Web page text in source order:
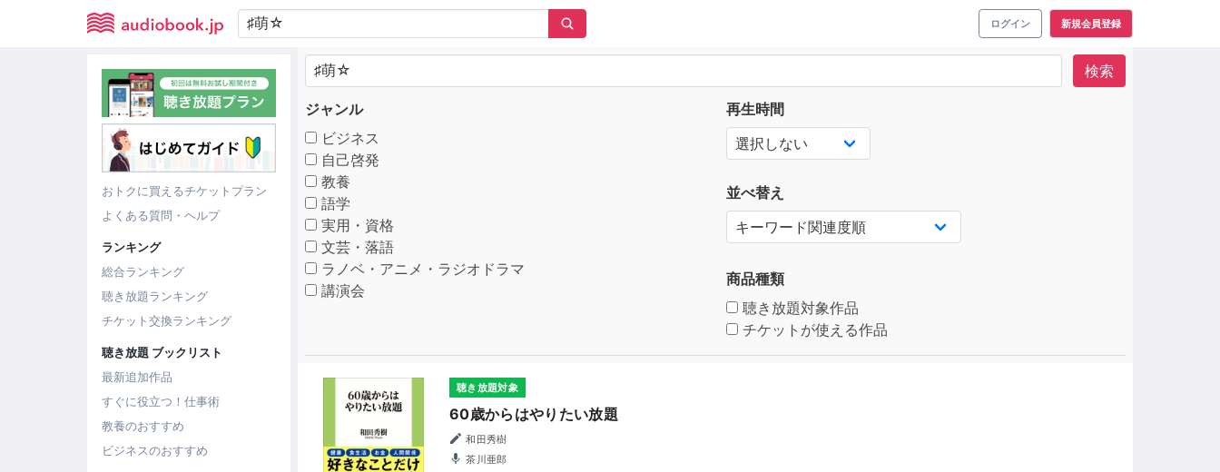
ログイン 新規会員登録
おトクに買えるチケットプラン
よくある質問・ヘルプ
ランキング
総合ランキング
聴き放題ランキング
チケット交換ランキング
聴き放題 ブックリスト
最新追加作品
すぐに役立つ！仕事術
教養のおすすめ
ビジネスのおすすめ
検索
ジャンル
ビジネス
自己啓発
教養
語学
実用・資格
文芸・落語
ラノベ・アニメ・ラジオドラマ
講演会
再生時間
並べ替え
商品種類
聴き放題対象作品
チケットが使える作品
聴き放題対象
60歳からはやりたい放題
和田秀樹
茶川亜郎